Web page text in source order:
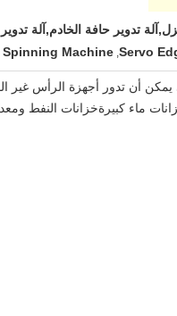
تدوير حافة الخادم,آلة تدوير
Servo
,
Spinning Machine
يمكن أن تدور أجهزة الرأس غير
ماء كبيرةخزانات النفط